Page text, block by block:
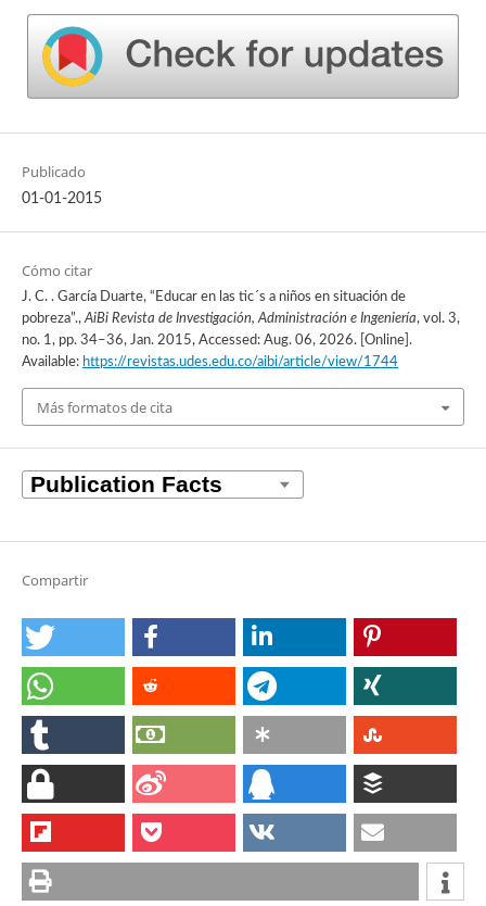
Publicado
01-01-2015
Cómo citar
J. C. . García Duarte, “Educar en las tic´s a niños en situación de
pobreza”.,AiBi Revista de Investigación, Administración e Ingeniería, vol. 3,
no. 1, pp. 34–36, Jan. 2015, Accessed: Aug. 06, 2026. [Online].
Available: https://revistas.udes.edu.co/aibi/article/view/1744
Más formatos de cita
Compartir